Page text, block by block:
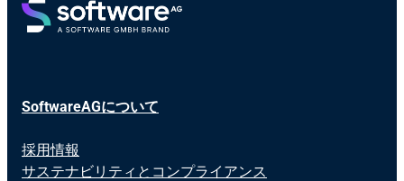
SoftwareAGについて
採用情報
サステナビリティとコンプライアンス